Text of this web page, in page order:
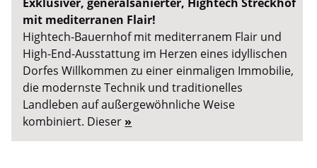
mit mediterranen Flair!
Hightech-Bauernhof mit mediterranem Flair und
High-End-Ausstattung im Herzen eines idyllischen
Dorfes Willkommen zu einer einmaligen Immobilie,
die modernste Technik und traditionelles
Landleben auf außergewöhnliche Weise
kombiniert. Dieser »